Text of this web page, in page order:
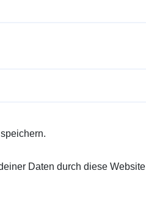
Daten durch diese Website